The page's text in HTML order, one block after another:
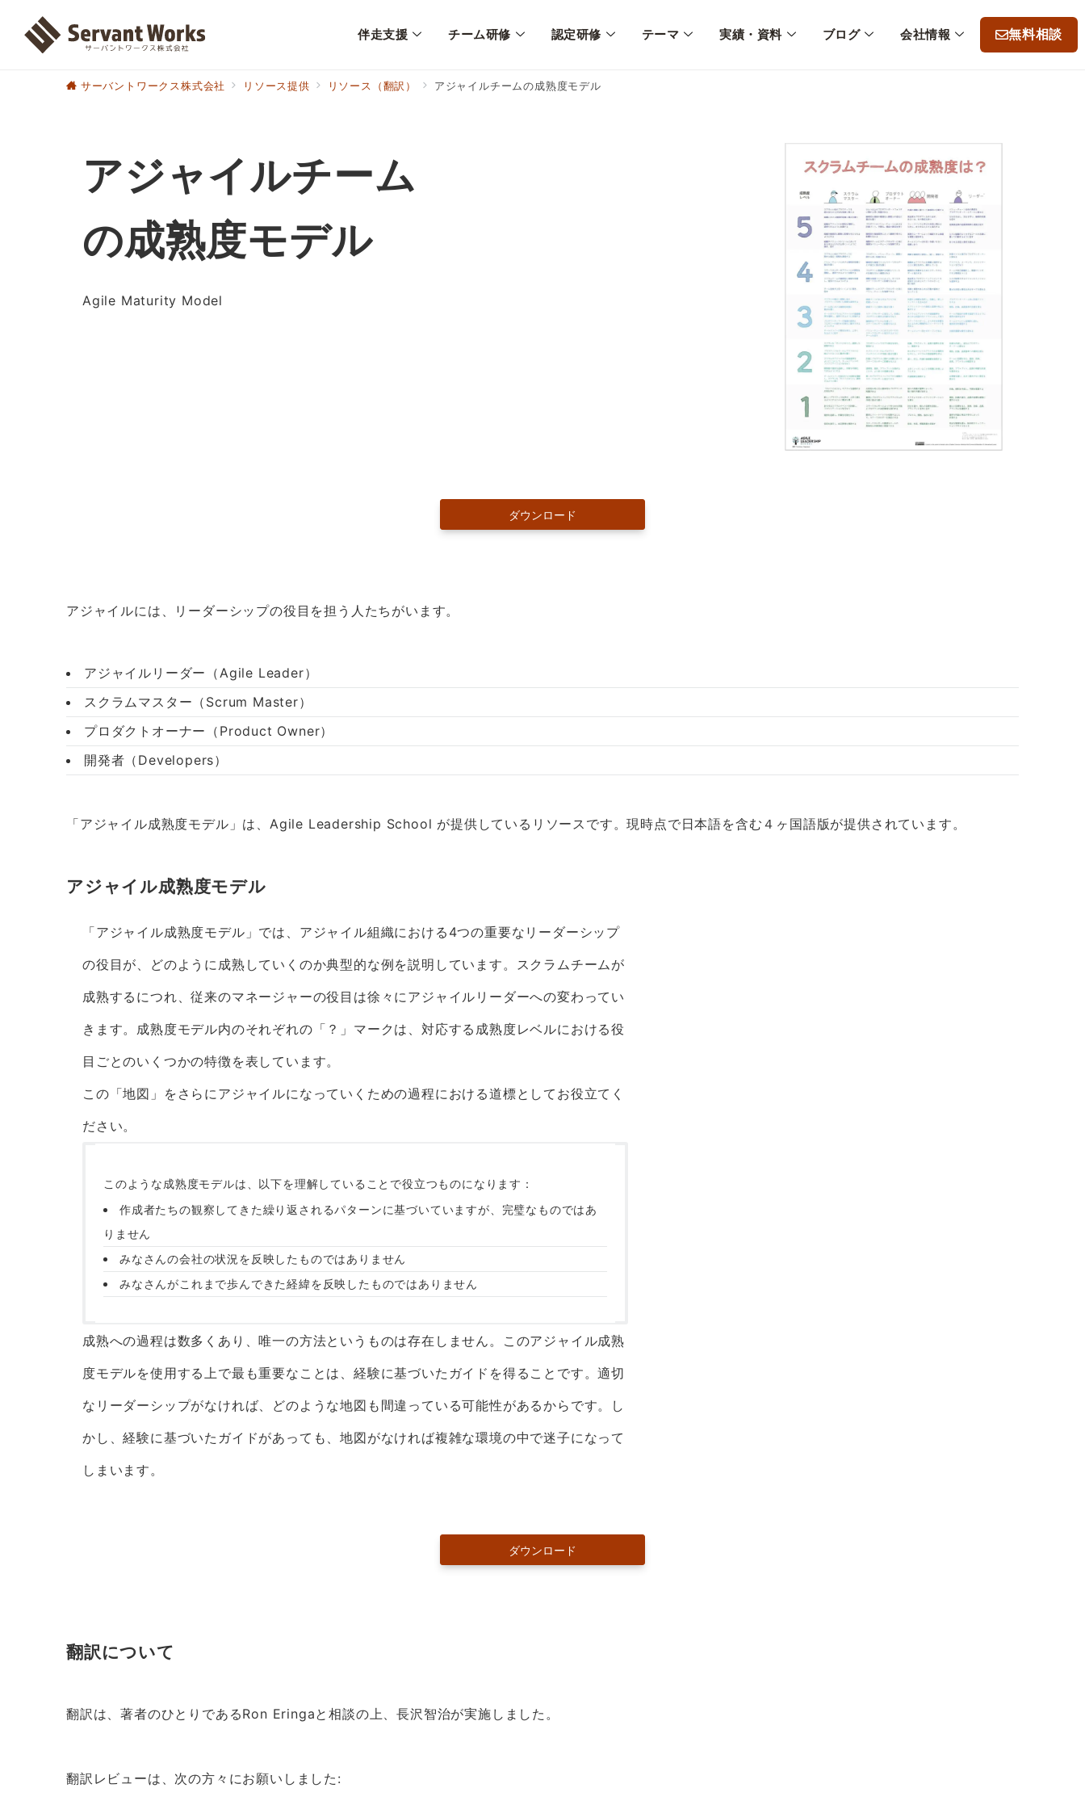
伴走支援 チーム研修 認定研修 テーマ 実績・資料 ブログ 会社情報 無料相談
サーバントワークス株式会社 リソース提供 リソース（翻訳） アジャイルチームの成熟度モデル
アジャイルチーム
の成熟度モデル
Agile Maturity Model
ダウンロード
アジャイルには、リーダーシップの役目を担う人たちがいます。
アジャイルリーダー（Agile Leader）
スクラムマスター（Scrum Master）
プロダクトオーナー（Product Owner）
開発者（Developers）
「アジャイル成熟度モデル」は、Agile Leadership School が提供しているリソースです。現時点で日本語を含む４ヶ国語版が提供されています。
アジャイル成熟度モデル
「アジャイル成熟度モデル」では、アジャイル組織における4つの重要なリーダーシップ
の役目が、どのように成熟していくのか典型的な例を説明しています。スクラムチームが
成熟するにつれ、従来のマネージャーの役目は徐々にアジャイルリーダーへの変わってい
きます。成熟度モデル内のそれぞれの「？」マークは、対応する成熟度レベルにおける役
目ごとのいくつかの特徴を表しています。
この「地図」をさらにアジャイルになっていくための過程における道標としてお役立てく
ださい。
このような成熟度モデルは、以下を理解していることで役立つものになります：
作成者たちの観察してきた繰り返されるパターンに基づいていますが、完璧なものではあ
りません
みなさんの会社の状況を反映したものではありません
みなさんがこれまで歩んできた経緯を反映したものではありません
成熟への過程は数多くあり、唯一の方法というものは存在しません。このアジャイル成熟
度モデルを使用する上で最も重要なことは、経験に基づいたガイドを得ることです。適切
なリーダーシップがなければ、どのような地図も間違っている可能性があるからです。し
かし、経験に基づいたガイドがあっても、地図がなければ複雑な環境の中で迷子になって
しまいます。
ダウンロード
翻訳について
翻訳は、著者のひとりであるRon Eringaと相談の上、長沢智治が実施しました。
翻訳レビューは、次の方々にお願いしました: